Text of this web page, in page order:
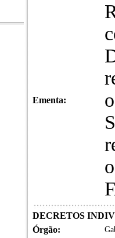
Ementa:
DECRETOS
Órgão: